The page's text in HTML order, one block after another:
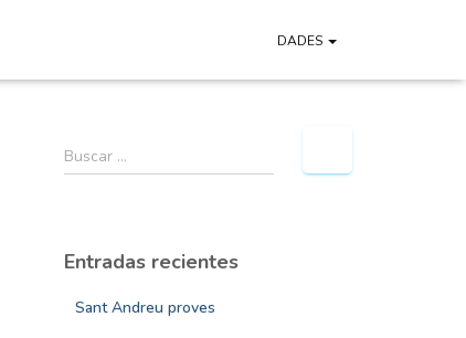
DADES
B
u
r
Buscar …
Entradas recientes
Sant Andreu proves